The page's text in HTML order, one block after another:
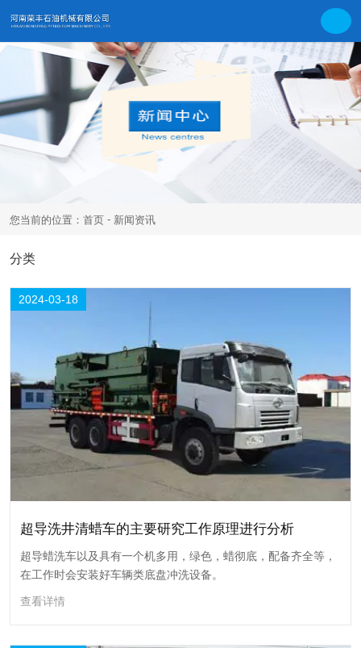
您当前的位置：首页 - 新闻资讯
超导洗井清蜡车的主要研究工作原理进行分析
超导蜡洗车以及具有一个机多用，绿色，蜡彻底，配备齐全等，在工作时
会安装好车辆类底盘冲洗设备。
分类
2024-03-18
超导洗井清蜡车的主要研究工作原理进行分析
超导蜡洗车以及具有一个机多用，绿色，蜡彻底，配备齐全等，
在工作时会安装好车辆类底盘冲洗设备。
查看详情